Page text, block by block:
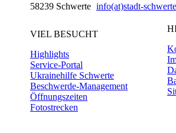
58239 Schwerte info(at)stadt-
VIEL BESUCHT
Highlights
Service-Portal
Ukrainehilfe Schwerte
Beschwerde-Management
Öffnungszeiten
Fotostrecken